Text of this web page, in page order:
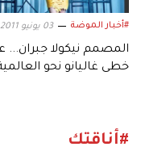
#أخبار الموضة 03 يونيو 2011
المصمم نيكولا جبران...
خطى غاليانو نحو
#أناقتك